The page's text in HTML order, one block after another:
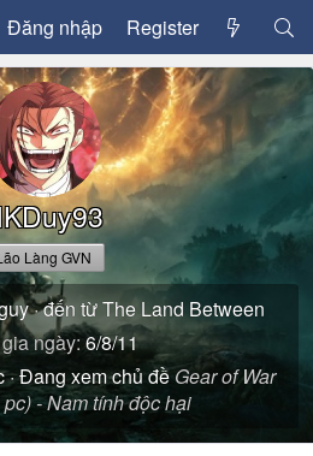
Đăng nhập Register
Làng GVN
·đến từThe Land Between
ngày 6/8/11
·Đang xem chủ đềGear of War
- Nam tính độc hại